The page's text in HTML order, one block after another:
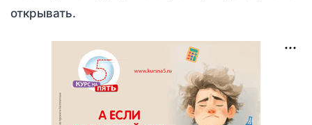
открывать.